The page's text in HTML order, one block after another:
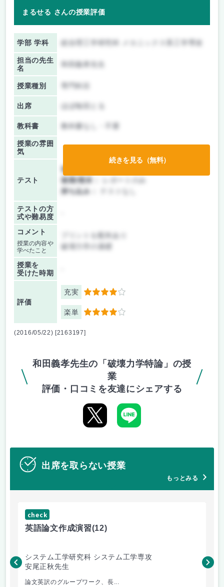
まるせる さんの授業評価
学部 学科
担当の先生
名
和田義孝先生
授業種別
出席 ほぼ毎回とる
教科書 教科書なし・不要
授業の雰囲
気
テスト
前期/中間：
後期/期末：
持ち込み：
テストの方
式や難易度
コメント
授業の内容や
学べたこと
プリントを配布あり
破壊力学の基礎
授業を
受けた時期
評価
充実 4
楽単 4
続きを見る（無料）
(2016/05/22) [2163197]
和田義孝先生の「破壊力学特論」の授
業
評価・口コミを友達にシェアする
出席を取らない授業
もっとみる
check
英語論文作成演習(12)
システム工学研究科 システム工学専攻
安尾正秋先生
論文英訳のグループワーク、長...
渥